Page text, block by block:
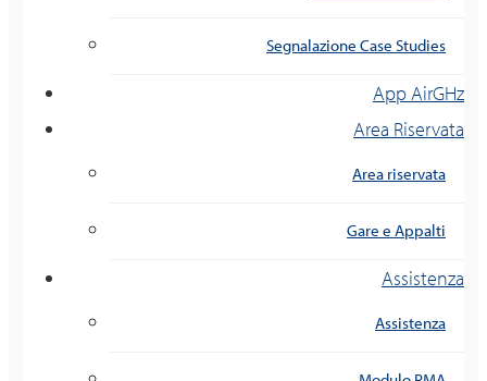
Segnalazione Case Studies
App AirGHz
Area Riservata
Area riservata
Gare e Appalti
Assistenza
Assistenza